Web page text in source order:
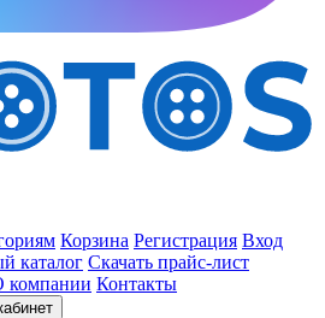
Корзина Регистрация Вход
каталог Скачать прайс-лист
компании Контакты